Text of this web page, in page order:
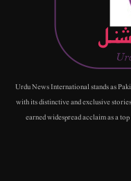
"Urdu News International stands as
with its distinctive and exclusive
earned widespread acclaim as a